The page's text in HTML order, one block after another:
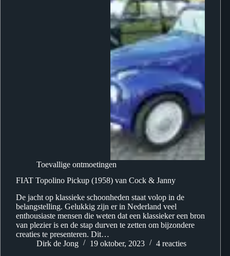
Toevallige ontmoetingen
FIAT Topolino Pickup (1958) van Cock & Janny
De jacht op klassieke schoonheden staat volop in de
belangstelling. Gelukkig zijn er in Nederland veel
enthousiaste mensen die weten dat een klassieker een bron
van plezier is en de stap durven te zetten om bijzondere
creaties te presenteren. Dit…
Dirk de Jong
19 oktober, 2023 4 reacties